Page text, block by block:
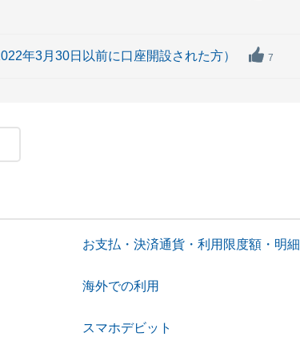
年3月30日以前に口座開設された方） 7
お支払・決済通貨・利用限度額・明細
海外での利用
スマホデビット